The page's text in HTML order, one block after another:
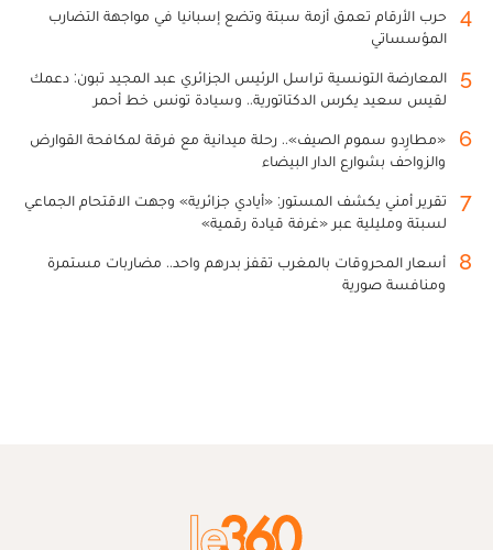
4
حرب الأرقام تعمق أزمة سبتة وتضع إسبانيا في مواجهة التضارب
المؤسساتي
5
المعارضة التونسية تراسل الرئيس الجزائري عبد المجيد تبون: دعمك
لقيس سعيد يكرس الدكتاتورية.. وسيادة تونس خط أحمر
6
«مطارِدو سموم الصيف».. رحلة ميدانية مع فرقة لمكافحة القوارض
والزواحف بشوارع الدار البيضاء
7
تقرير أمني يكشف المستور: «أيادي جزائرية» وجهت الاقتحام الجماعي
لسبتة ومليلية عبر «غرفة قيادة رقمية»
8
أسعار المحروقات بالمغرب تقفز بدرهم واحد.. مضاربات مستمرة
ومنافسة صورية